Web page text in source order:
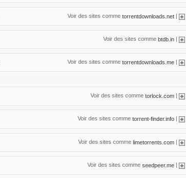
Voir des sites comme torrentdownloads.net |
Voir des sites comme btdb.in |
Voir des sites comme torrentdownloads.me |
Voir des sites comme torlock.com
Voir des sites comme torrent-finder.info
Voir des sites comme limetorrents.com |
Voir des sites comme seedpeer.me |